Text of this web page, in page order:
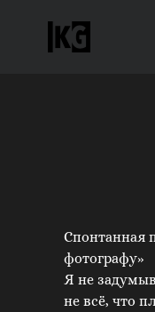
Спонтанная
фотографу»
Я не
не всё, что